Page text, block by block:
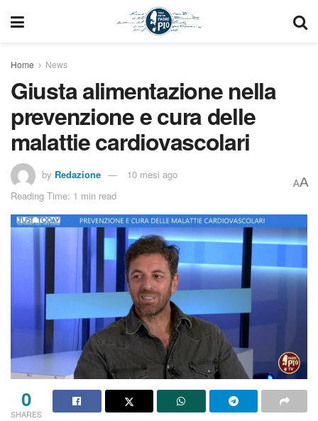
Home News
Giusta alimentazione nella
prevenzione e cura delle
malattie cardiovascolari
by Redazione
10 mesi ago
Reading Time: 1 min read
AA
0
SHARES